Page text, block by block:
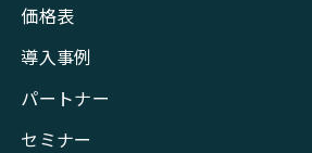
価格表
導入事例
パートナー
セミナー